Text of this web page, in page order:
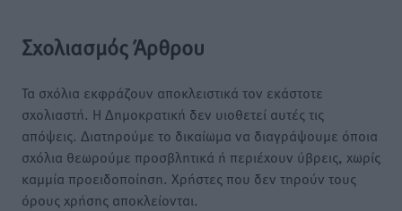
Σχολιασμός Άρθρου
Τα σχόλια εκφράζουν αποκλειστικά τον εκάστοτε
σχολιαστή. Η Δημοκρατική δεν υιοθετεί αυτές τις
απόψεις. Διατηρούμε το δικαίωμα να διαγράψουμε όποια
σχόλια θεωρούμε προσβλητικά ή περιέχουν ύβρεις, χωρίς
καμμία προειδοποίηση. Χρήστες που δεν τηρούν τους
όρους χρήσης αποκλείονται.